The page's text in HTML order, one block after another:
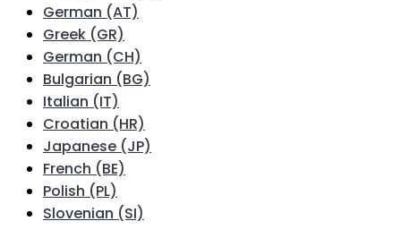
German (AT)
Greek (GR)
German (CH)
Bulgarian (BG)
Italian (IT)
Croatian (HR)
Japanese (JP)
French (BE)
Polish (PL)
Slovenian (SI)